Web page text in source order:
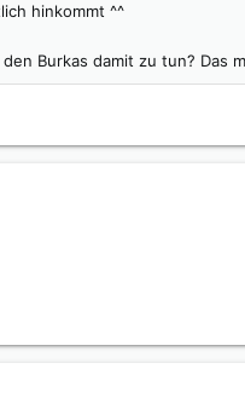
hinkommt ^^
Burkas damit zu tun? Das